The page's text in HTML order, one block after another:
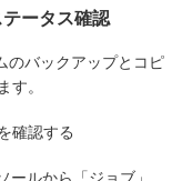
ータス確認
のバックアップとコピ
す。
確認する
ールから「ジョブ」